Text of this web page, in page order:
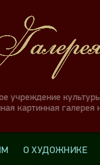
учреждение
картинная
О ХУДОЖНИКЕ